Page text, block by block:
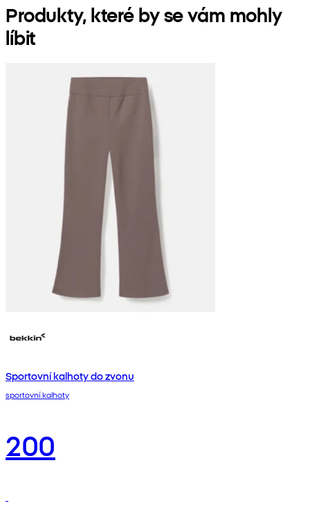
Produkty, které by se vám mohly
líbit
Sportovní kalhoty do zvonu
sportovní kalhoty
200